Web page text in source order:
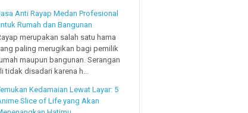
Anti Rayap Medan Profesional
Rumah dan Bangunan
merupakan salah satu hama
paling merugikan bagi pemilik
maupun bangunan. Serangan
tidak disadari karena h...
Kedamaian Lewat Layar: 5
Slice of Life yang Akan